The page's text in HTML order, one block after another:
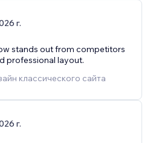
г.
stands out from competitors
professional layout.
классического сайта
г.